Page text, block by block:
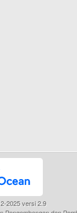
2025 versi 2.9